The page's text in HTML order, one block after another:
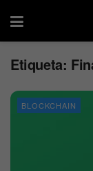
Etiqueta:
BLOCKCHAIN